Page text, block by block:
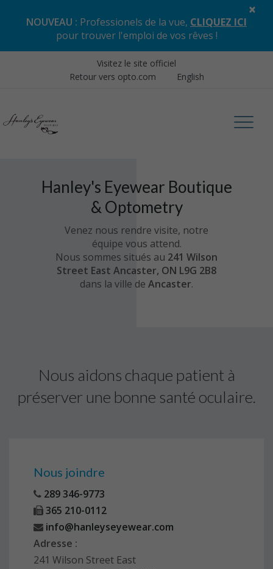
NOUVEAU : Professionels de la vue, CLIQUEZ ICI
pour trouver l'emploi de vos rêves !
×
Visitez le site officiel
Retour vers opto.com
English
Hanley's Eyewear Boutique
& Optometry
Venez nous rendre visite, notre
équipe vous attend.
Nous sommes situés au 241 Wilson
Street East Ancaster, ON L9G 2B8
dans la ville de Ancaster.
Nous aidons chaque patient à
préserver une bonne santé oculaire.
Nous joindre
289 346-9773
365 210-0112
info@hanleyseyewear.com
Adresse :
241 Wilson Street East